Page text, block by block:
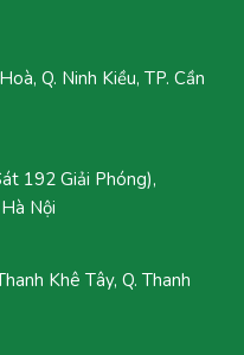
Q. Ninh Kiều, TP. Cần
192 Giải Phóng),
Nội
Khê Tây, Q. Thanh